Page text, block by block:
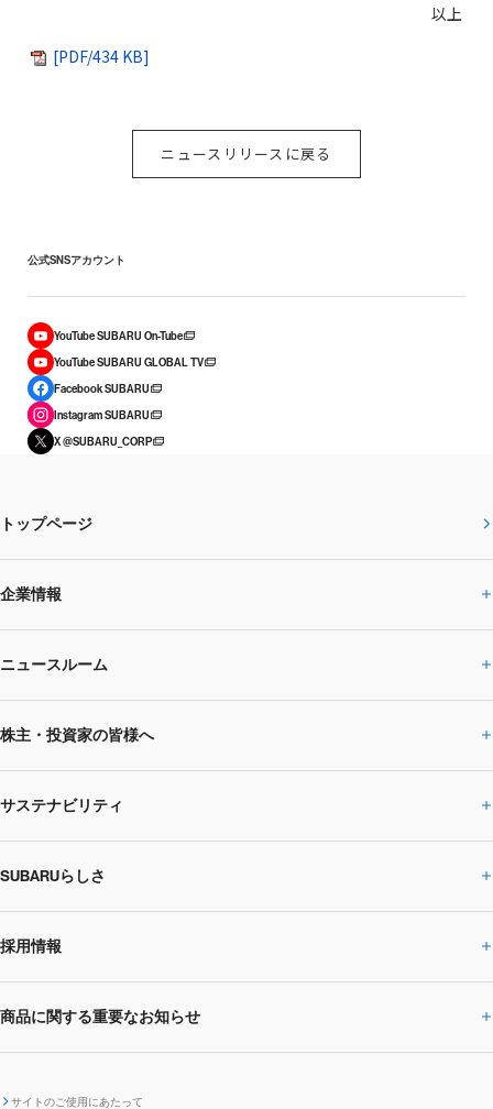
以上
[PDF/434 KB]
ニュースリリースに戻る
公式SNSアカウント
YouTube SUBARU On-Tube
YouTube SUBARU GLOBAL TV
Facebook SUBARU
Instagram SUBARU
X @SUBARU_CORP
トップページ
企業情報
企業情報トップ
SUBARUのありたい姿
SUBARU 2025方針
事業所・関係会社
ニュースルーム
ニュースルームトップ
ニュースリリース
閉じる
株主・投資家の皆様へ
株主・投資家の皆様へトップ
企業・経営
IRライブラリー
株主・投資家サポート
IRカレンダー
サステナビリティ
サステナビリティトップ
CEOサステナビリティ
環境
ガバナンス
SUBARUらしさ
SUBARUらしさトップ
SUBARUびと
SUBARUデザイン
採用情報
採用情報トップ
商品に関する重要なお知らせ
サイトのご使用にあたって